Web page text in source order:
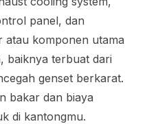
panel, dan
atau komponen utama
baiknya terbuat dari
genset berkarat.
bakar dan biaya
di kantongmu.